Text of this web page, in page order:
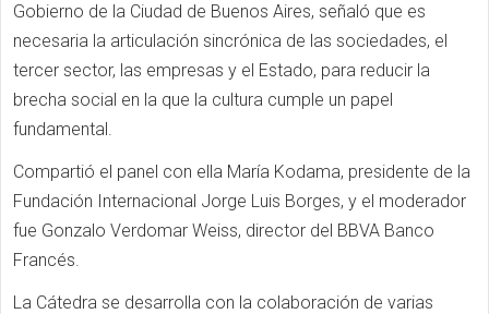
Gobierno de la Ciudad de Buenos Aires, señaló que es
necesaria la articulación sincrónica de las sociedades, el
tercer sector, las empresas y el Estado, para reducir la
brecha social en la que la cultura cumple un papel
fundamental.
Compartió el panel con ella María Kodama, presidente de la
Fundación Internacional Jorge Luis Borges, y el moderador
fue Gonzalo Verdomar Weiss, director del BBVA Banco
Francés.
La Cátedra se desarrolla con la colaboración de varias